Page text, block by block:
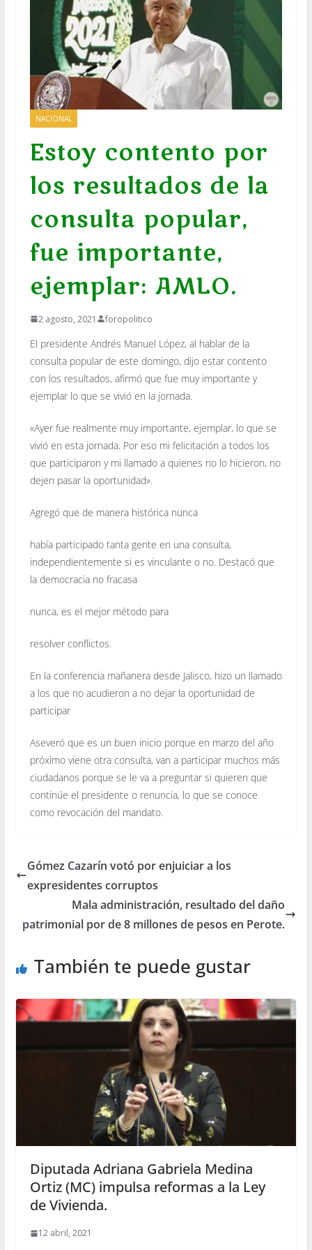
NACIONAL
Estoy contento por
los resultados de la
consulta popular,
fue importante,
ejemplar: AMLO.
2 agosto, 2021 foropolitico
El presidente Andrés Manuel López, al hablar de la
consulta popular de este domingo, dijo estar contento
con los resultados, afirmó que fue muy importante y
ejemplar lo que se vivió en la jornada.
«Ayer fue realmente muy importante, ejemplar, lo que se
vivió en esta jornada. Por eso mi felicitación a todos los
que participaron y mi llamado a quienes no lo hicieron, no
dejen pasar la oportunidad».
Agregó que de manera histórica nunca
había participado tanta gente en una consulta,
independientemente si es vinculante o no. Destacó que
la democracia no fracasa
nunca, es el mejor método para
resolver conflictos.
En la conferencia mañanera desde Jalisco, hizo un llamado
a los que no acudieron a no dejar la oportunidad de
participar
Aseveró que es un buen inicio porque en marzo del año
próximo viene otra consulta, van a participar muchos más
ciudadanos porque se le va a preguntar si quieren que
continúe el presidente o renuncia, lo que se conoce
como revocación del mandato.
Gómez Cazarín votó por enjuiciar a los
expresidentes corruptos
Mala administración, resultado del daño
patrimonial por de 8 millones de pesos en Perote.
También te puede gustar
Diputada Adriana Gabriela Medina
Ortiz (MC) impulsa reformas a la Ley
de Vivienda.
12 abril, 2021